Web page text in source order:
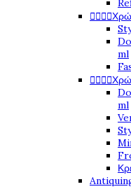

ml

ml